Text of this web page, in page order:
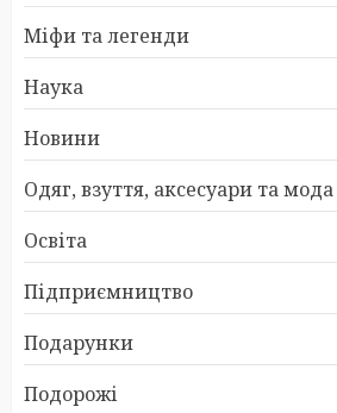
Міфи та легенди
Наука
Новини
Одяг, взуття, аксесуари та мода
Освіта
Підприємництво
Подарунки
Подорожі